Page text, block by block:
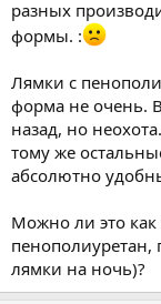
разных
формы. :
Лямки с
форма не очень.
назад, но
тому же
абсолютно
Можно ли это
пенополиуретан,
лямки на ночь)?